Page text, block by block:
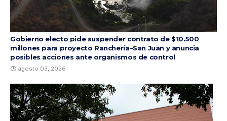
Gobierno electo pide suspender contrato de $10.500
millones para proyecto Ranchería–San Juan y anuncia
posibles acciones ante organismos de control
agosto 03, 2026